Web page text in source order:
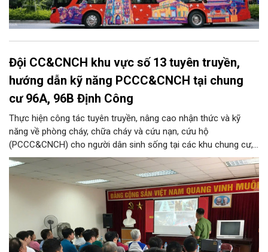
Đội CC&CNCH khu vực số 13 tuyên truyền,
hướng dẫn kỹ năng PCCC&CNCH tại chung
cư 96A, 96B Định Công
Thực hiện công tác tuyên truyền, nâng cao nhận thức và kỹ
năng về phòng cháy, chữa cháy và cứu nạn, cứu hộ
(PCCC&CNCH) cho người dân sinh sống tại các khu chung cư,
ngày 31/7/2026, Đội Cảnh sát chữa cháy và cứu nạn, cứu hộ
khu vực số 13 - Phòng Cảnh sát PCCC&CNCH, Công an thành
phố Hà Nội đã phối hợp với Ban quản lý hai tòa nhà chung cư
96A và 96B Định Công (phường Phương Liệt, thành phố Hà Nội)
tổ chức buổi tuyên truyền, phổ biến kiến thức và kỹ năng về
PCCC&CNCH.